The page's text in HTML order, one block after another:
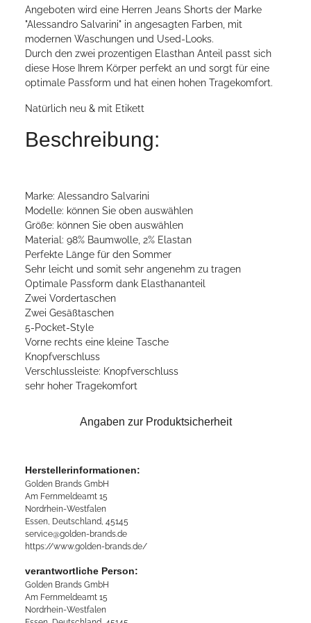
Angeboten wird eine Herren Jeans Shorts der Marke
"Alessandro Salvarini" in angesagten Farben, mit
modernen Waschungen und Used-Looks.
Durch den zwei prozentigen Elasthan Anteil passt sich
diese Hose Ihrem Körper perfekt an und sorgt für eine
optimale Passform und hat einen hohen Tragekomfort.
Natürlich neu & mit Etikett
Beschreibung:
Marke: Alessandro Salvarini
Modelle: können Sie oben auswählen
Größe: können Sie oben auswählen
Material: 98% Baumwolle, 2% Elastan
Perfekte Länge für den Sommer
Sehr leicht und somit sehr angenehm zu tragen
Optimale Passform dank Elasthananteil
Zwei Vordertaschen
Zwei Gesäßtaschen
5-Pocket-Style
Vorne rechts eine kleine Tasche
Knopfverschluss
Verschlussleiste: Knopfverschluss
sehr hoher Tragekomfort
Angaben zur Produktsicherheit
Herstellerinformationen:
Golden Brands GmbH
Am Fernmeldeamt 15
Nordrhein-Westfalen
Essen, Deutschland, 45145
service@golden-brands.de
https://www.golden-brands.de/
verantwortliche Person:
Golden Brands GmbH
Am Fernmeldeamt 15
Nordrhein-Westfalen